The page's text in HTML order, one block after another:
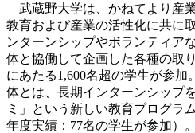
武蔵野大学は、かねてより産
教育および産業の活性化に共に
ンターンシップやボランティア
体と協働して企画した各種の取
にあたる1,600名超の学生が参加
体とは、長期インターンシップ
ミ」という新しい教育プログラ
年度実績：77名の学生が参加）。